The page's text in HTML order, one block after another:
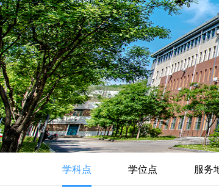
学科点 学位点 服务